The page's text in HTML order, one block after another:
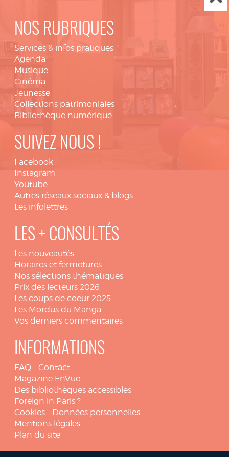
NOS RUBRIQUES
Services & infos pratiques
Agenda
Musique
Cinéma
Jeunesse
Collections patrimoniales
Bibliothèque numérique
SUIVEZ NOUS !
Facebook
Instagram
Youtube
Autres réseaux sociaux & blogs
Les infolettres
LES + CONSULTÉS
Les nouveautés
Horaires et fermetures
Nos sélections thématiques
Prix des lecteurs 2026
Les coups de coeur 2025
Les Mordus du Manga
Vos derniers commentaires
INFORMATIONS
FAQ - Contact
Magazine EnVue
Des bibliothèques accessibles
Foreign in Paris ?
Cookies - Données personnelles
Mentions légales
Plan du site